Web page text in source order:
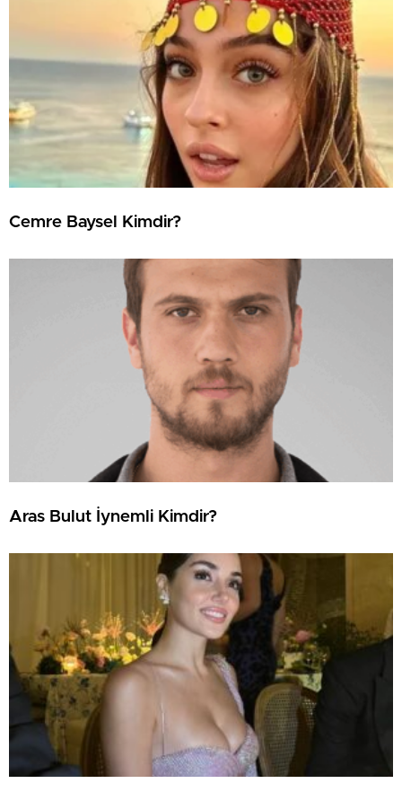
Cemre Baysel Kimdir?
Aras Bulut İynemli Kimdir?